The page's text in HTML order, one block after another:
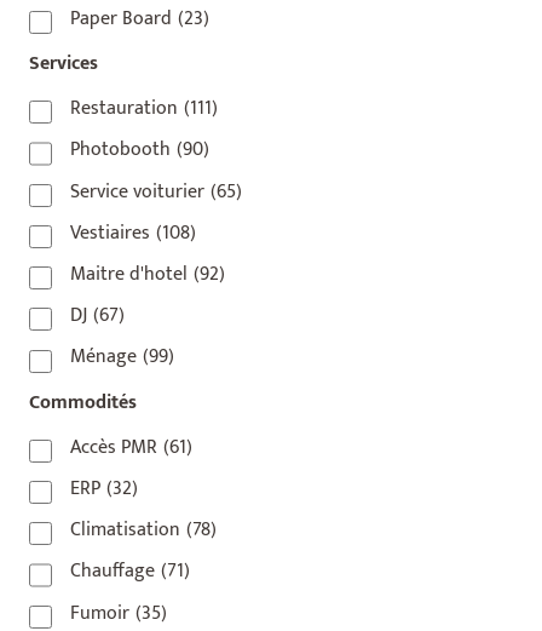
75013(2)
75014
75015 (3)
75016(14)
75017(2)
75018(7)
75019(4)
75020
92110(1)
92800(1)
93
(1)
93 420(1)
93100(1)
93200
93500 (1)
Paper Board (23)
Services
Restauration (111)
Photobooth (90)
Service voiturier(65)
Vestiaires (108)
Maitre d'hotel (92)
DJ(67)
Ménage(99)
Commodités
Accès PMR (61)
ERP(32)
Climatisation (78)
Chauffage(71)
Fumoir(35)